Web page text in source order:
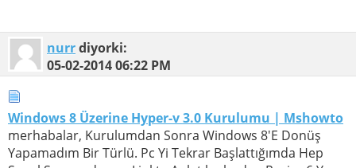
nurrdiyorki:
05-02-201406:22 PM
Windows 8 Üzerine Hyper-v 3.0 Kurulumu | Mshowto
merhabalar, Kurulumdan Sonra Windows 8′E Donüş
Yapamadım Bir Türlü. Pc Yi Tekrar Başlattığımda Hep